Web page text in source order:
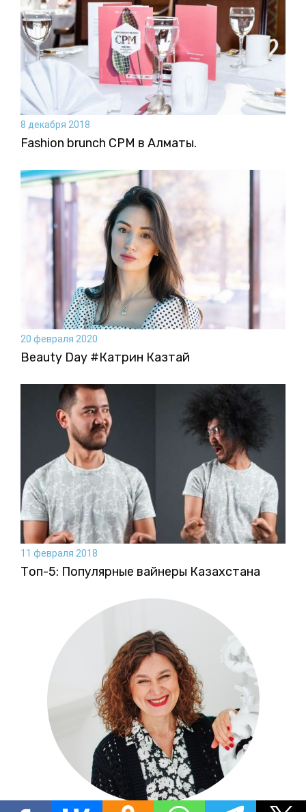
8 декабря 2018
Fashion brunch CPM в Алматы.
20 февраля 2020
Beauty Day #Катрин Казтай
11 февраля 2018
Топ-5: Популярные вайнеры Казахстана